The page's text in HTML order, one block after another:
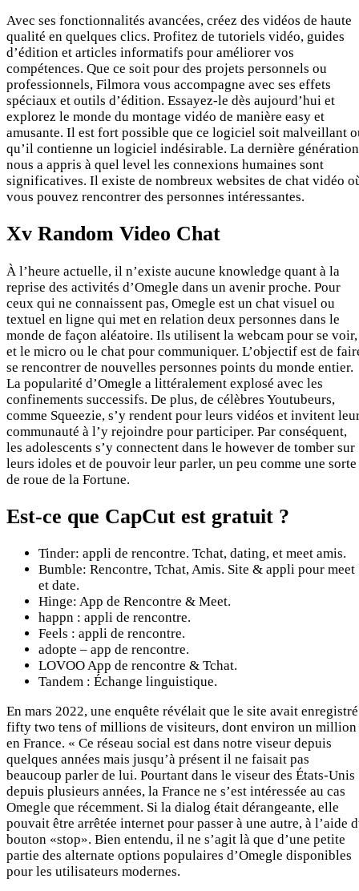
Avec ses fonctionnalités avancées, créez des vidéos de haute
qualité en quelques clics. Profitez de tutoriels vidéo, guides
d’édition et articles informatifs pour améliorer vos
compétences. Que ce soit pour des projets personnels ou
professionnels, Filmora vous accompagne avec ses effets
spéciaux et outils d’édition. Essayez-le dès aujourd’hui et
explorez le monde du montage vidéo de manière easy et
amusante. Il est fort possible que ce logiciel soit malveillant
qu’il contienne un logiciel indésirable. La dernière génération
nous a appris à quel level les connexions humaines sont
significatives. Il existe de nombreux websites de chat vidéo
vous pouvez rencontrer des personnes intéressantes.
Xv Random Video Chat
À l’heure actuelle, il n’existe aucune knowledge quant à la
reprise des activités d’Omegle dans un avenir proche. Pour
ceux qui ne connaissent pas, Omegle est un chat visuel ou
textuel en ligne qui met en relation deux personnes dans le
monde de façon aléatoire. Ils utilisent la webcam pour se voir,
et le micro ou le chat pour communiquer. L’objectif est de
se rencontrer de nouvelles personnes points du monde entier.
La popularité d’Omegle a littéralement explosé avec les
confinements successifs. De plus, de célèbres Youtubeurs,
comme Squeezie, s’y rendent pour leurs vidéos et invitent
communauté à l’y rejoindre pour participer. Par conséquent,
les adolescents s’y connectent dans le however de tomber sur
leurs idoles et de pouvoir leur parler, un peu comme une sorte
de roue de la Fortune.
Est-ce que CapCut est gratuit ?
Tinder: appli de rencontre. Tchat, dating, et meet amis.
Bumble: Rencontre, Tchat, Amis. Site & appli pour meet
et date.
Hinge: App de Rencontre & Meet.
happn : appli de rencontre.
Feels : appli de rencontre.
adopte – app de rencontre.
LOVOO App de rencontre & Tchat.
Tandem : Échange linguistique.
En mars 2022, une enquête révélait que le site avait enregistré
fifty two tens of millions de visiteurs, dont environ un million
en France. « Ce réseau social est dans notre viseur depuis
quelques années mais jusqu’à présent il ne faisait pas
beaucoup parler de lui. Pourtant dans le viseur des États-Unis
depuis plusieurs années, la France ne s’est intéressée au cas
Omegle que récemment. Si la dialog était dérangeante, elle
pouvait être arrêtée internet pour passer à une autre, à l’aide
bouton «stop». Bien entendu, il ne s’agit là que d’une petite
partie des alternate options populaires d’Omegle disponibles
pour les utilisateurs modernes.